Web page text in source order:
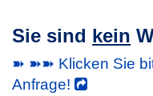
Sie sind kein
➽ ➽➽ Klicken Sie
Anfrage!